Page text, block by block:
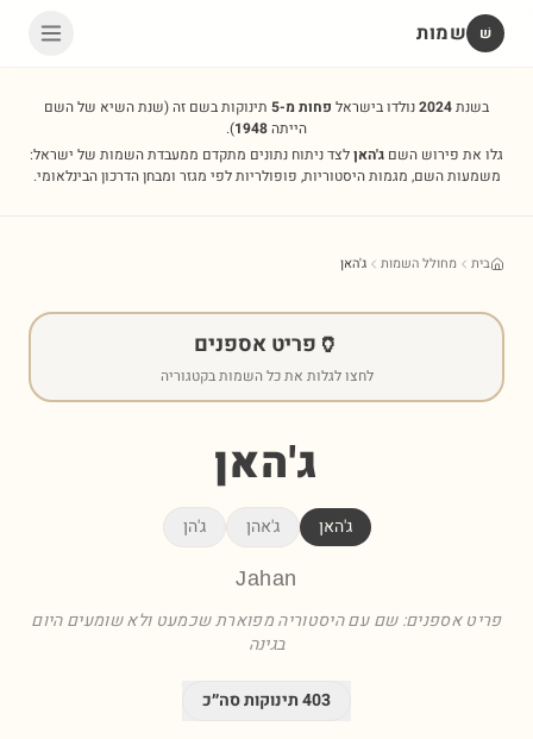
שׁ שמות
בשנת2024נולדו בישראל פחות מ-5 תינוקות בשם זה(שנת השיא של השם
הייתה1948
).
גלו את פירוש השם ג'האןלצד ניתוח נתונים מתקדם ממעבדת השמות של ישראל:
משמעות השם, מגמות היסטוריות, פופולריות לפי מגזר ומבחן הדרכון הבינלאומי.
בית מחולל השמות ג'האן
🏺 פריט אספנים
לחצו לגלות את כל השמות בקטגוריה
ג'האן
ג'האן ג'אהן ג'הן
Jahan
פריט אספנים: שם עם היסטוריה מפוארת שכמעט ולא שומעים היום
בגינה
403תינוקות סה״כ